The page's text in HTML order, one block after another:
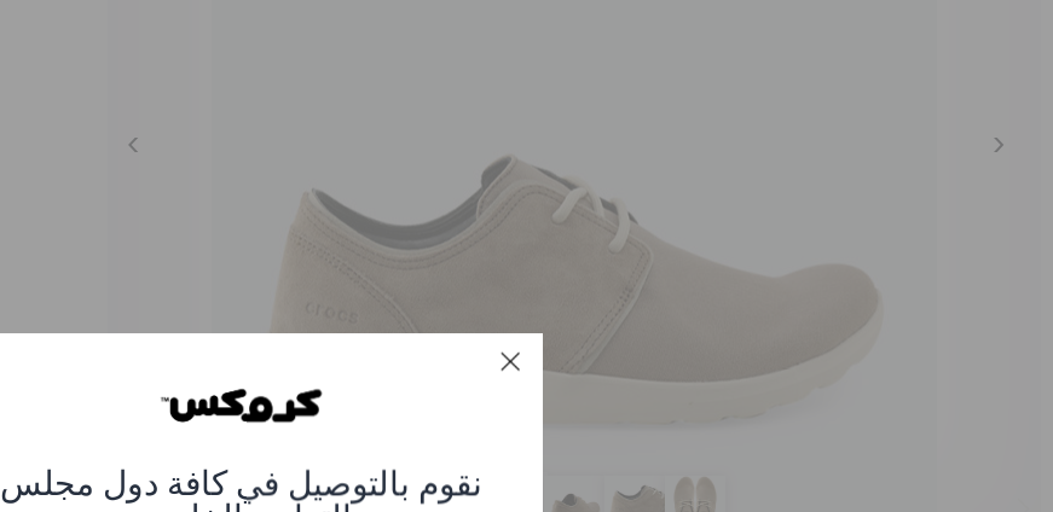
نقوم بالتوصيل في كافة دول مجلس